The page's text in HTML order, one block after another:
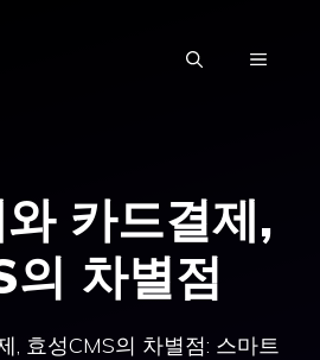
MENU
카드결제,
의 차별점
, 효성CMS의 차별점: 스마트